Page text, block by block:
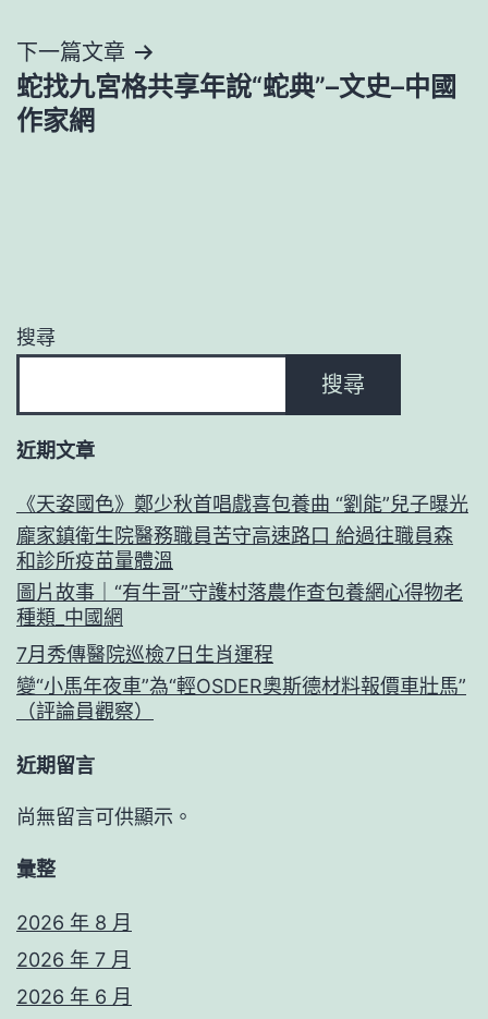
覽
下一篇文章
蛇找九宮格共享年說“蛇典”–文史–中國
作家網
搜尋
搜尋
近期文章
《天姿國色》鄭少秋首唱戲喜包養曲 “劉能”兒子曝光
龐家鎮衛生院醫務職員苦守高速路口 給過往職員森
和診所疫苗量體溫
圖片故事｜“有牛哥”守護村落農作查包養網心得物老
種類_中國網
7月秀傳醫院巡檢7日生肖運程
變“小馬年夜車”為“輕OSDER奧斯德材料報價車壯馬”
（評論員觀察）
近期留言
尚無留言可供顯示。
彙整
2026 年 8 月
2026 年 7 月
2026 年 6 月